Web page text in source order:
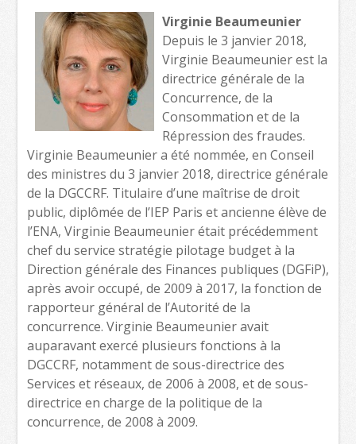
Virginie Beaumeunier
Depuis le 3 janvier 2018,
Virginie Beaumeunier est la
directrice générale de la
Concurrence, de la
Consommation et de la
Répression des fraudes.
Virginie Beaumeunier a été nommée, en Conseil
des ministres du 3 janvier 2018, directrice générale
de la DGCCRF. Titulaire d’une maîtrise de droit
public, diplômée de l’IEP Paris et ancienne élève de
l’ENA, Virginie Beaumeunier était précédemment
chef du service stratégie pilotage budget à la
Direction générale des Finances publiques (DGFiP),
après avoir occupé, de 2009 à 2017, la fonction de
rapporteur général de l’Autorité de la
concurrence. Virginie Beaumeunier avait
auparavant exercé plusieurs fonctions à la
DGCCRF, notamment de sous-directrice des
Services et réseaux, de 2006 à 2008, et de sous-
directrice en charge de la politique de la
concurrence, de 2008 à 2009.